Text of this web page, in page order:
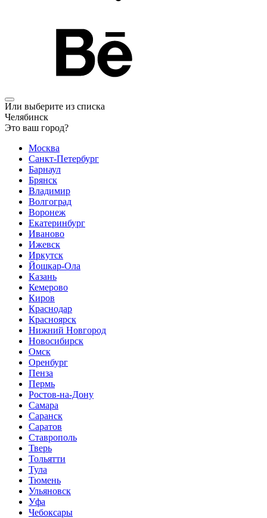
Или выберите из списка
Челябинск
Это ваш город?
Москва
Санкт-Петербург
Барнаул
Брянск
Владимир
Волгоград
Воронеж
Екатеринбург
Иваново
Ижевск
Иркутск
Йошкар-Ола
Казань
Кемерово
Киров
Краснодар
Красноярск
Нижний Новгород
Новосибирск
Омск
Оренбург
Пенза
Пермь
Ростов-на-Дону
Самара
Саранск
Саратов
Ставрополь
Тверь
Тольятти
Тула
Тюмень
Ульяновск
Уфа
Чебоксары